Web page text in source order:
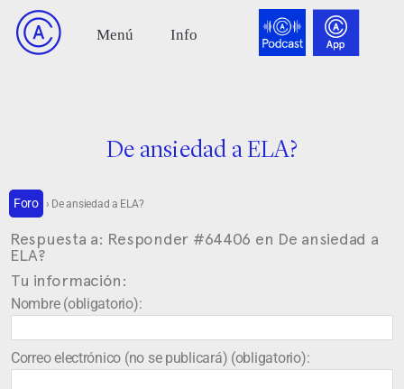
De ansiedad a ELA?
Foro › De ansiedad a ELA?
Respuesta a: Responder #64406 en De ansiedad a
ELA?
Tu información:
Nombre (obligatorio):
Correo electrónico (no se publicará) (obligatorio):